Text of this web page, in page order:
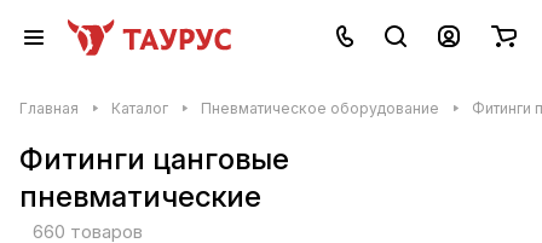
Главная Каталог Пневматическое оборудование Фитинги
Фитинги цанговые
пневматические
660 товаров